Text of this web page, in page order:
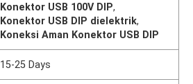
Konektor USB 100V DIP,
Konektor USB DIP dielektrik,
Koneksi Aman Konektor USB DIP
15-25 Days